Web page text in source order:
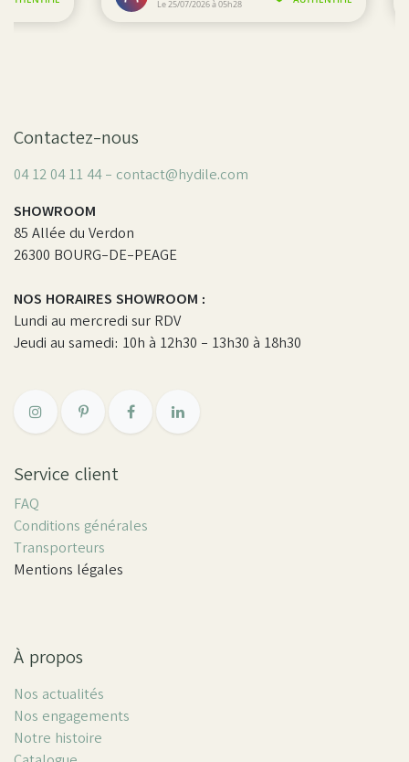
Contactez-nous
04 12 04 11 44 - contact@hydile.com
SHOWROOM
85 Allée du Verdon
26300 BOURG-DE-PEAGE
NOS HORAIRES SHOWROOM :
Lundi au mercredi sur RDV
Jeudi au samedi: 10h à 12h30 - 13h30 à 18h30
Service client
FAQ
Conditions générales
Transporteurs
Mentions légales
À propos
Nos actualités
Nos engagements
Notre histoire